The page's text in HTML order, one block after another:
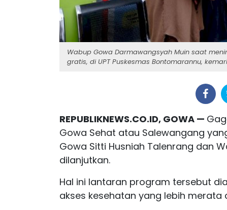
Wabup Gowa Darmawangsyah Muin saat
gratis, di UPT Puskesmas Bontomarannu,
REPUBLIKNEWS.CO.ID, GOWA —
Gowa Sehat atau Salewangang
Gowa Sitti Husniah Talenrang dan
dilanjutkan.
Hal ini lantaran program tersebut
akses kesehatan yang lebih merata